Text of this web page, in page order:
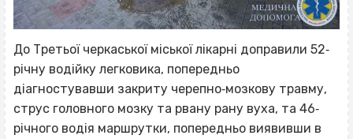
До Третьої черкаської міської лікарні доправили 52‐
річну водійку легковика, попередньо
діагностувавши закриту черепно‐мозкову травму,
струс головного мозку та рвану рану вуха, та 46‐
річного водія маршрутки, попередньо виявивши в